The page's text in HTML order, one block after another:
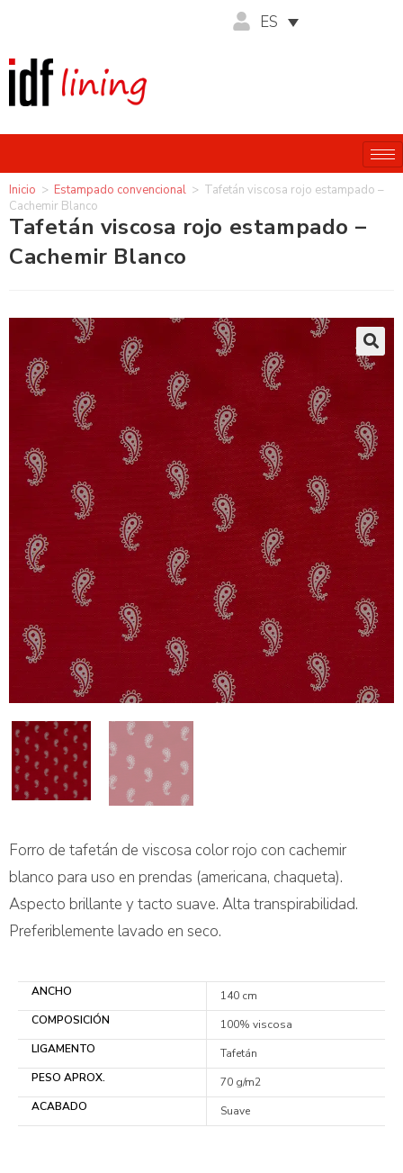
ES
Inicio > Estampado convencional > Tafetán viscosa rojo estampado –
Cachemir Blanco
Tafetán viscosa rojo estampado –
Cachemir Blanco
🔍
Forro de tafetán de viscosa color rojo con cachemir
blanco para uso en prendas (americana, chaqueta).
Aspecto brillante y tacto suave. Alta transpirabilidad.
Preferiblemente lavado en seco.
ANCHO
140 cm
COMPOSICIÓN
100% viscosa
LIGAMENTO
Tafetán
PESO APROX.
70 g/m2
ACABADO
Suave